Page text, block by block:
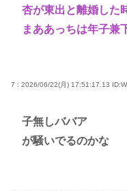
杏が東出と離婚した
まああっちは年子兼
7 : 2026/06/22(月) 17:51:17.13
子無しババア
が騒いでるのかな